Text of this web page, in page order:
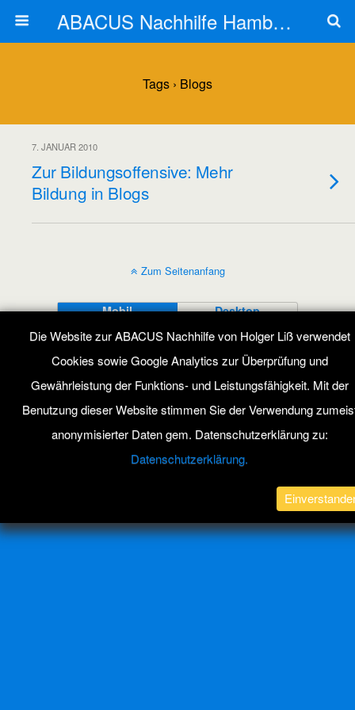
ABACUS Nachhilfe Hamburg
Tags › Blogs
7. JANUAR 2010
Zur Bildungsoffensive: Mehr
Bildung in Blogs
Zum Seitenanfang
Mobil Desktop
Die Website zur ABACUS Nachhilfe von Holger Liß verwendet
Cookies sowie Google Analytics zur Überprüfung und
Gewährleistung der Funktions- und Leistungsfähigkeit. Mit der
Benutzung dieser Website stimmen Sie der Verwendung
anonymisierter Daten gem. Datenschutzerklärung zu:
Datenschutzerklärung.